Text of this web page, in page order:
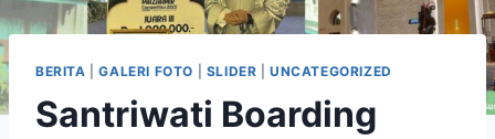
BERITA |GALERI FOTO SLIDER |UNCATEGORIZED
Santriwati Boarding